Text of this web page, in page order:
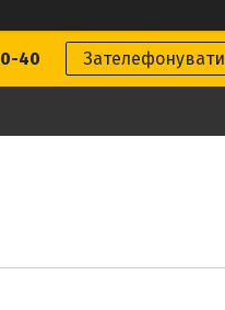
40 Зателефонувати